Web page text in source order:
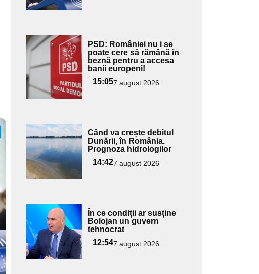
Adaugă
aici textul
pentru
subtitlu
PSD: României nu i se
poate cere să rămână în
beznă pentru a accesa
banii europeni!
15:057 august 2026
Adaugă
aici textul
pentru
subtitlu
Când va crește debitul
Dunării, în România.
Prognoza hidrologilor
14:427 august 2026
Adaugă
aici textul
pentru
subtitlu
În ce condiții ar susține
Bolojan un guvern
tehnocrat
12:547 august 2026